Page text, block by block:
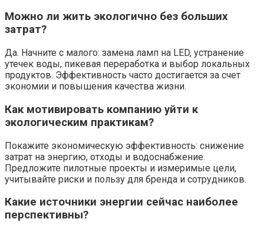
Можно ли жить экологично без больших
затрат?
Да. Начните с малого: замена ламп на LED, устранение
утечек воды, пикевая переработка и выбор локальных
продуктов. Эффективность часто достигается за счет
экономии и повышения качества жизни.
Как мотивировать компанию уйти к
экологическим практикам?
Покажите экономическую эффективность: снижение
затрат на энергию, отходы и водоснабжение.
Предложите пилотные проекты и измеримые цели,
учитывайте риски и пользу для бренда и сотрудников.
Какие источники энергии сейчас наиболее
перспективны?